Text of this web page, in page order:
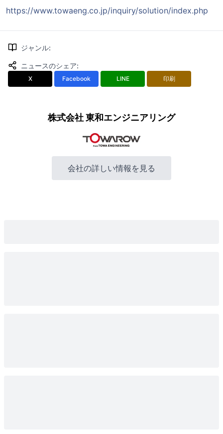
https://www.towaeng.co.jp/inquiry/solution/index.php
ジャンル:
ニュースのシェア:
X Facebook LINE 印刷
株式会社 東和エンジニアリング
会社の詳しい情報を見る